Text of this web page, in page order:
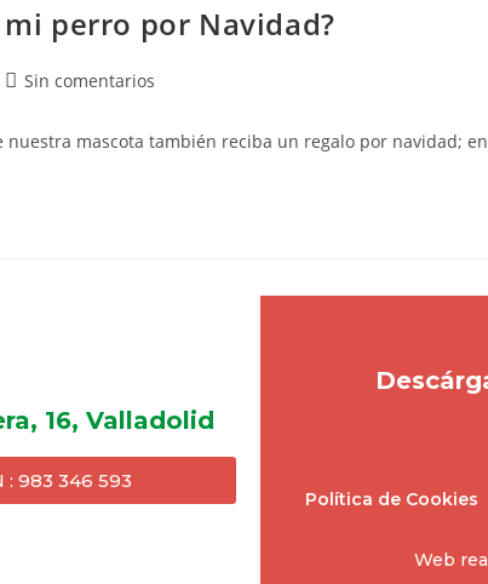
perro por Navidad?
Sin comentarios
mascota también reciba un regalo por navidad;
16, Valladolid
: 983 346 593
Política de Cookies
Web